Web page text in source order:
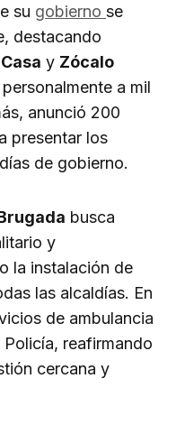
su gobierno se
destacando
y Zócalo
a mil
anunció 200
presentar los
de gobierno.
busca
y
la instalación de
las alcaldías. En
de ambulancia
reafirmando
cercana y